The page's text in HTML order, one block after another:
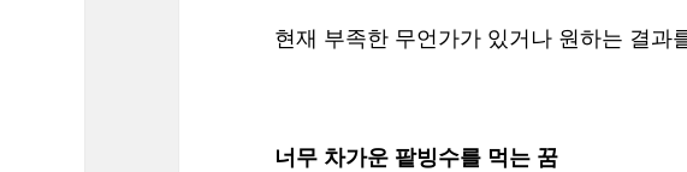
현재 부족한 무언가가 있거나 원하는 결과
너무 차가운 팥빙수를 먹는 꿈